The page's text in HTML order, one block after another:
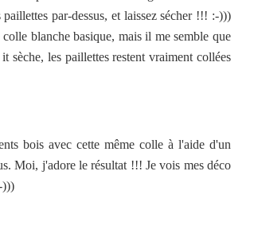
par-dessus, et laissez sécher !!! :-)))
blanche basique, mais il me semble que
les paillettes restent vraiment collées
bois avec cette même colle à l'aide d'un
Moi, j'adore le résultat !!! Je vois mes déco
)))